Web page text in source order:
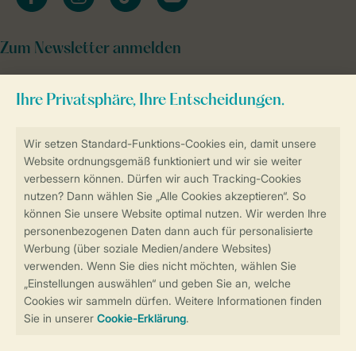
Sicherstellung Deiner Privatsphäre
Sicher und schnell zur Online-Buchung
Sichere Datenübertragung
Sicheres Bezahlen
Zum Newsletter anmelden